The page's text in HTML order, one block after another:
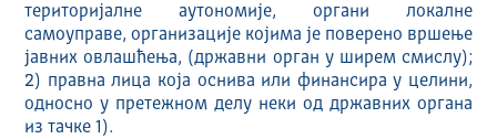
територијалне аутономије, органи локалне
самоуправе, организације којима је поверено вршење
јавних овлашћења, (државни орган у ширем смислу);
2) правна лица која оснива или финансира у целини,
односно у претежном делу неки од државних органа
из тачке 1).